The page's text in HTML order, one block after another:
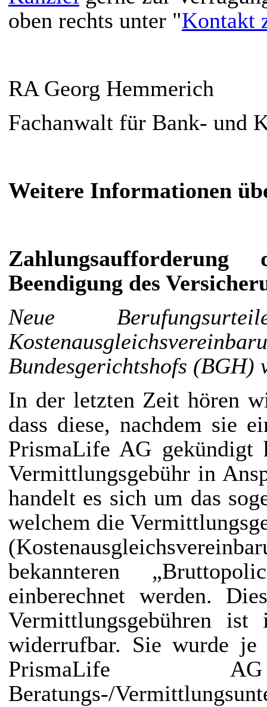
oben rechts unter "Kontakt
RA Georg Hemmerich
Fachanwalt für Bank- und
Weitere Informationen
Beendigung des
Neue
Bundesgerichtshofs (BGH)
In der letzten Zeit hören
dass diese, nachdem sie
PrismaLife AG gekündigt
Vermittlungsgebühr in
handelt es sich um das
welchem die
bekannteren
einberechnet werden.
Vermittlungsgebühren
widerrufbar. Sie wurde je
Beratungs-/